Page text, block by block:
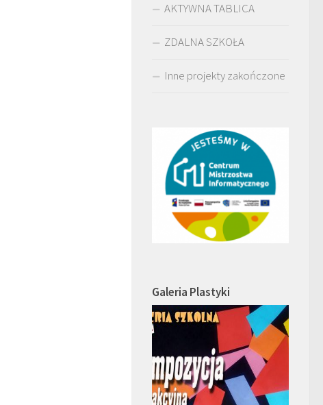
AKTYWNA TABLICA
ZDALNA SZKOŁA
Inne projekty zakończone
Galeria Plastyki